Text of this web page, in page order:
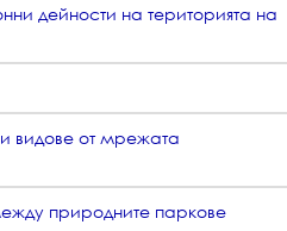
дейности на територията на
видове от мрежата
природните паркове